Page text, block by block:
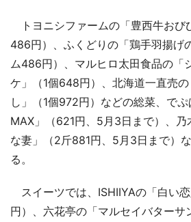
トヨニシファームの「豊西牛おび
486円）、ふくどりの「鶏手羽揚げ
ム486円）、マルヒロ太田食品の「
ケ」（1個648円）、北海道一直売
し」（1個972円）などの総菜、で
MAX」（621円、5月3日まで）、
な妻」（2斤881円、5月3日まで）
る。
スイーツでは、ISHIIYAの「白い
円）、六花亭の「マルセイバターサ